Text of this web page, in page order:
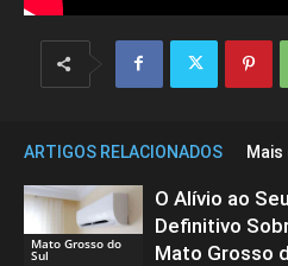
ARTIGOS RELACIONADOS
Mato Grosso do
Sul
O Alívio ao
Definitivo
Mato Grosso